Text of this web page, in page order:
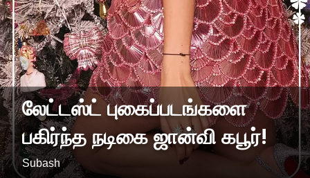
லேட்டஸ்ட் புகைப்படங்களை
பகிர்ந்த நடிகை ஜான்வி கபூர்!
Subash